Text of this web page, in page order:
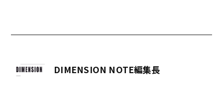
DIMENSION NOTE編集長